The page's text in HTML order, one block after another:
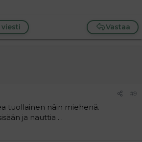
Vastaa
#9
tuollainen näin miehenä.
ja nauttia . .